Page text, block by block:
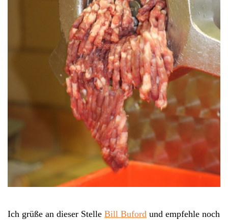
Ich grüße an dieser Stelle Bill Buford und empfehle noch